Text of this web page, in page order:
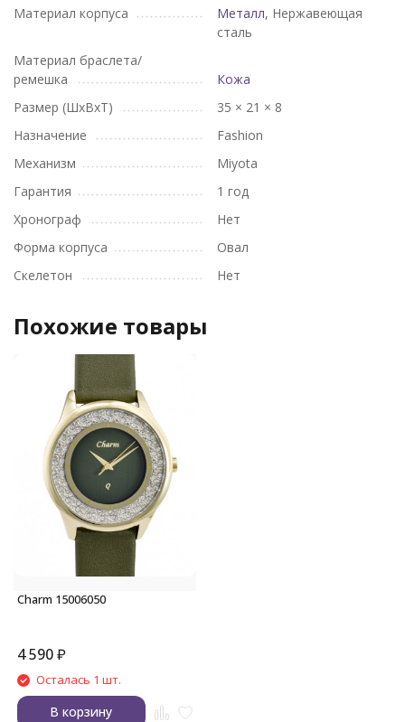
Материал корпуса
Металл, Нержавеющая
сталь
Материал браслета/
ремешка
Кожа
Размер (ШхВхТ)
35 × 21 × 8
Назначение
Fashion
Механизм
Miyota
Гарантия
1 год
Хронограф
Нет
Форма корпуса
Овал
Скелетон
Нет
Похожие товары
Charm 15006050
4 590₽
Осталась 1 шт.
В корзину